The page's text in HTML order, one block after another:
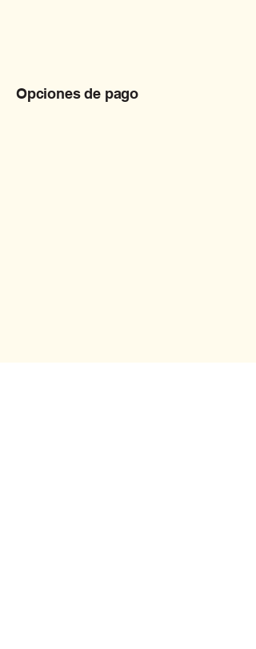
Opciones de pago